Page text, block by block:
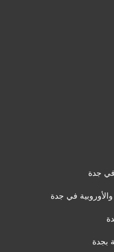
في جدة
في جدة
بجدة